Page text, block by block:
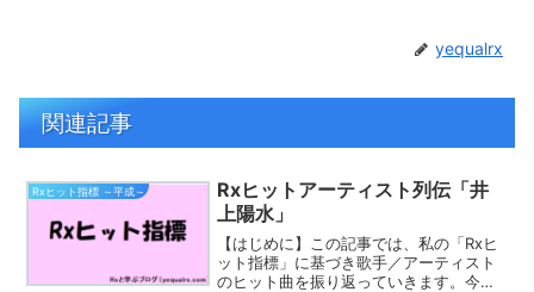
yequalrx
関連記事
Rxヒット指標 ～平成～
Rxヒットアーティスト列伝「井
上陽水」
【はじめに】この記事では、私の「Rxヒ
ット指標」に基づき歌手／アーティスト
のヒット曲を振り返っていきます。今回